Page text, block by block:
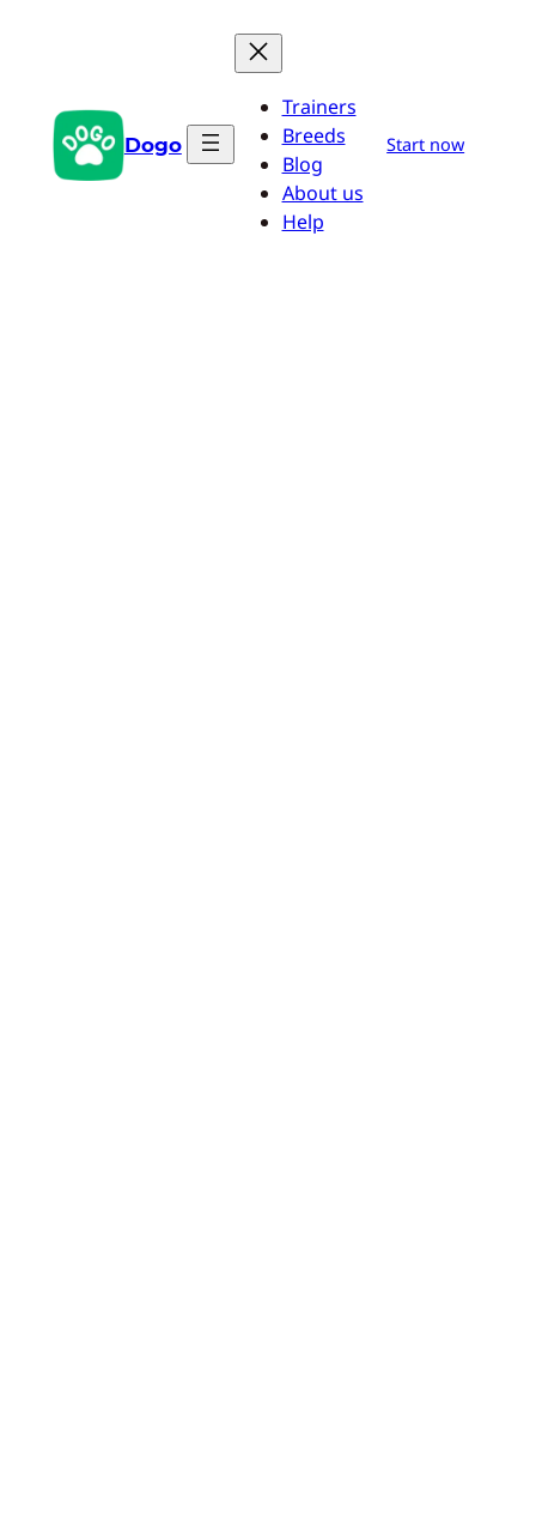
Dogo
Trainers
Breeds
Blog
About us
Help
Start now